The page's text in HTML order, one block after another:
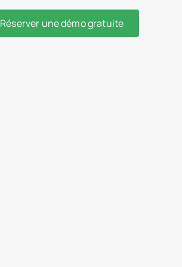
Réserver une démo gratuite